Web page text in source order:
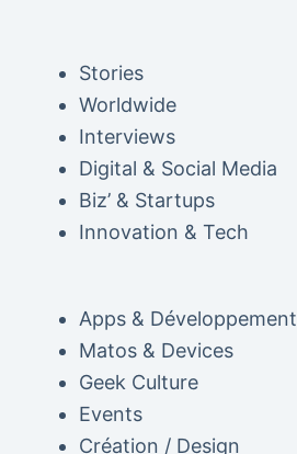
Stories
Worldwide
Interviews
Digital & Social Media
Biz’ & Startups
Innovation & Tech
Apps & Développement
Matos & Devices
Geek Culture
Events
Création / Design